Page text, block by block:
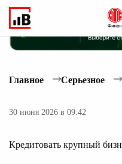
Главное Серьезное
30 июня 2026 в 09:42
Кредитовать крупный